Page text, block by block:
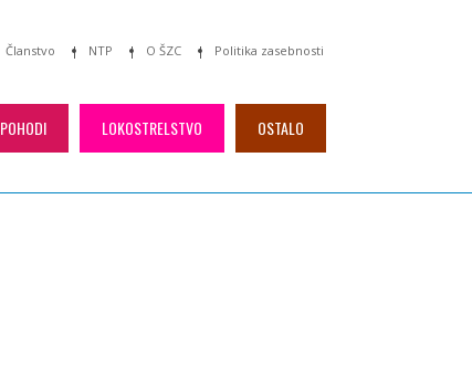
Članstvo NTP O ŠZC Politika zasebnosti
POHODI LOKOSTRELSTVO OSTALO